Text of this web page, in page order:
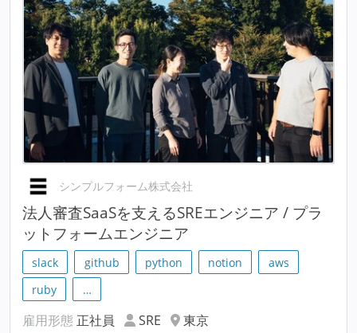
シンプルフォーム株式会社
法人審査SaaSを支えるSREエンジニア / プラ
ットフォームエンジニア
slack github python notion
aws
ruby
…
雇用形態 正社員 SRE
東京